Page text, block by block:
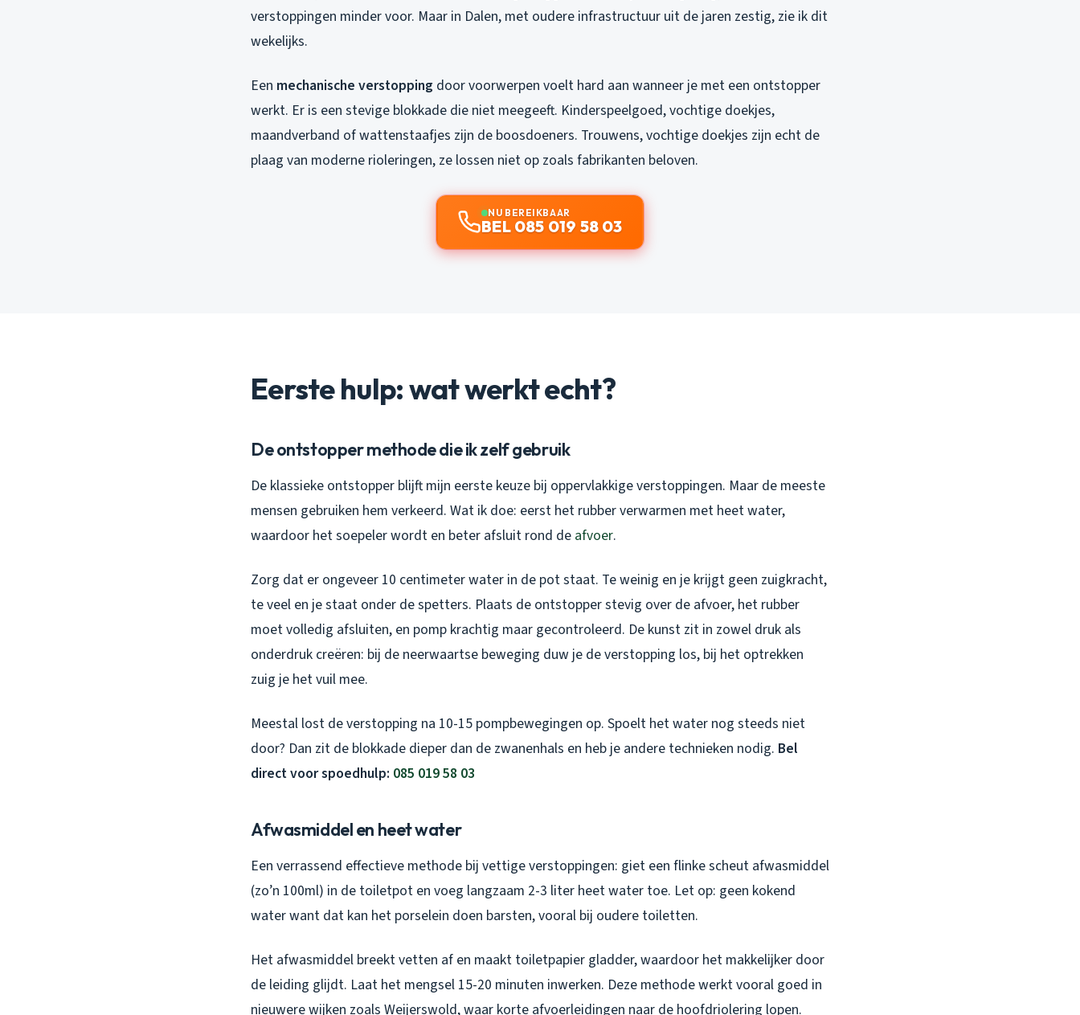
verstoppingen minder voor. Maar in Dalen, met oudere infrastructuur uit de jaren zestig, zie ik dit
wekelijks.
Een mechanische verstopping door voorwerpen voelt hard aan wanneer je met een ontstopper
werkt. Er is een stevige blokkade die niet meegeeft. Kinderspeelgoed, vochtige doekjes,
maandverband of wattenstaafjes zijn de boosdoeners. Trouwens, vochtige doekjes zijn echt de
plaag van moderne rioleringen, ze lossen niet op zoals fabrikanten beloven.
NU BEREIKBAAR
BEL 085 019 58 03
Eerste hulp: wat werkt echt?
De ontstopper methode die ik zelf gebruik
De klassieke ontstopper blijft mijn eerste keuze bij oppervlakkige verstoppingen. Maar de meeste
mensen gebruiken hem verkeerd. Wat ik doe: eerst het rubber verwarmen met heet water,
waardoor het soepeler wordt en beter afsluit rond de afvoer.
Zorg dat er ongeveer 10 centimeter water in de pot staat. Te weinig en je krijgt geen zuigkracht,
te veel en je staat onder de spetters. Plaats de ontstopper stevig over de afvoer, het rubber
moet volledig afsluiten, en pomp krachtig maar gecontroleerd. De kunst zit in zowel druk als
onderdruk creëren: bij de neerwaartse beweging duw je de verstopping los, bij het optrekken
zuig je het vuil mee.
Meestal lost de verstopping na 10-15 pompbewegingen op. Spoelt het water nog steeds niet
door? Dan zit de blokkade dieper dan de zwanenhals en heb je andere technieken nodig. Bel
direct voor spoedhulp: 085 019 58 03
Afwasmiddel en heet water
Een verrassend effectieve methode bij vettige verstoppingen: giet een flinke scheut afwasmiddel
(zo’n 100ml) in de toiletpot en voeg langzaam 2-3 liter heet water toe. Let op: geen kokend
water want dat kan het porselein doen barsten, vooral bij oudere toiletten.
Het afwasmiddel breekt vetten af en maakt toiletpapier gladder, waardoor het makkelijker door
de leiding glijdt. Laat het mengsel 15-20 minuten inwerken. Deze methode werkt vooral goed in
nieuwere wijken zoals Weijerswold, waar korte afvoerleidingen naar de hoofdriolering lopen.